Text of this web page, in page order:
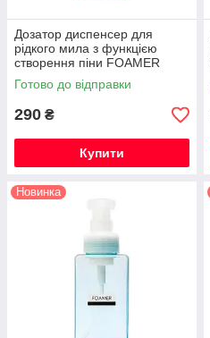
Дозатор диспенсер для
рідкого мила з функцією
створення піни FOAMER
450мл коричневий
Готово до відправки
290 ₴
Купити
Новинка